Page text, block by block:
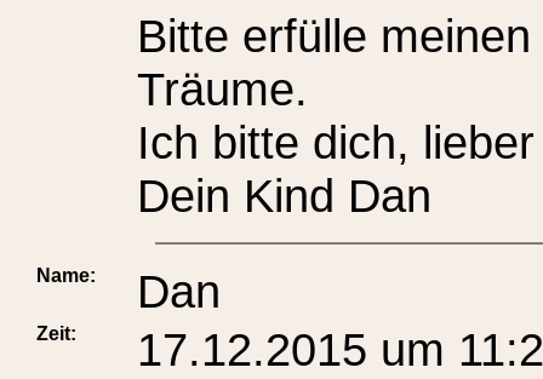
Bitte erfülle
Träume.
Ich bitte dich,
Dein Kind Dan
Name: Dan
Zeit: 17.12.2015 um